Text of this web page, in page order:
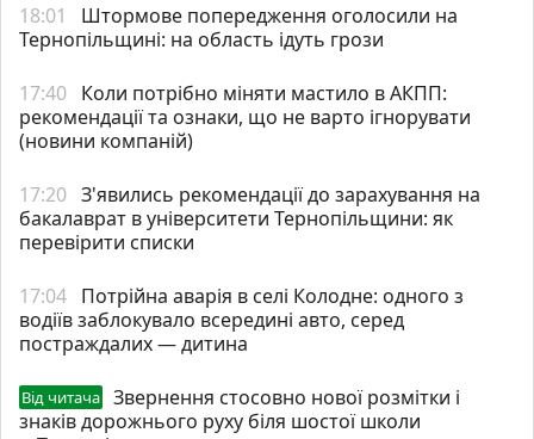
18:01
Штормове попередження оголосили на
Тернопільщині: на область ідуть грози
17:40 Коли потрібно міняти мастило в АКПП:
рекомендації та ознаки, що не варто ігнорувати
(новини компаній)
17:20 З'явились рекомендації до зарахування на
бакалаврат в університети Тернопільщини: як
перевірити списки
17:04 Потрійна аварія в селі Колодне: одного з
водіїв заблокувало всередині авто, серед
постраждалих — дитина
Від читача
Звернення стосовно нової розмітки і
знаків дорожнього руху біля шостої школи